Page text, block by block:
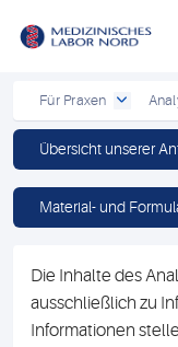
Für Praxen
Übersicht unserer
Material- und
Die Inhalte des
ausschließlich zu
Informationen